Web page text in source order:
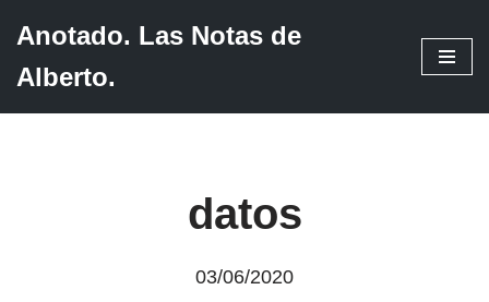
Saltar
Anotado. Las Notas de
Alberto.
datos
03/06/2020